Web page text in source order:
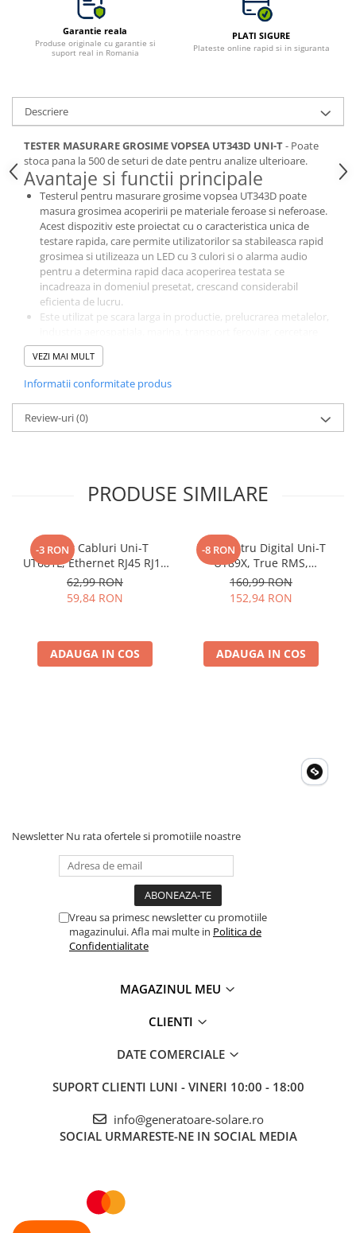
Garantie reala
Produse originale cu garantie si
suport real in Romania
PLATI SIGURE
Plateste online rapid si in siguranta
Descriere
TESTER MASURARE GROSIME VOPSEA UT343D UNI-T- Poate
stoca pana la 500 de seturi de date pentru analize ulterioare.
Avantaje si functii principale
Testerul pentru masurare grosime vopsea UT343D poate
masura grosimea acoperirii pe materiale feroase si neferoase.
Acest dispozitiv este proiectat cu o caracteristica unica de
testare rapida, care permite utilizatorilor sa stabileasca rapid
grosimea si utilizeaza un LED cu 3 culori si o alarma audio
pentru a determina rapid daca acoperirea testata se
incadreaza in domeniul presetat, crescand considerabil
eficienta de lucru.
Este utilizat pe scara larga in productie, prelucrarea metalelor,
stiintifica, supraveghere a calitatii, etc..
Comunicare USB
Modul de testare rapida
Oprire automata
Accesorii standard: cablu microUSB, baterii
Specificatii tehnice
Metoda de masurare: Singular / Continuu
Mod de masurare: Max / Min / Avg
Caracteristici generale
Alimentare: 3V - 2 baterii R03
Culoarea produsului: rosu si gri
Greutatea neta a produsului: 175g
Dimensiune produs (mm): 153.5 x 64.5 x 41
VEZI MAI MULT
Informatii conformitate produs
Review-uri(0)
PRODUSE SIMILARE
-3 RON
Tester Cabluri Uni-T
UT681L, Ethernet RJ45 RJ11
BNC, Continuitate,
Scurtcircuit, Incrucisate
62,99 RON
59,84 RON
ADAUGA IN COS
-8 RON
Multimetru Digital Uni-T
UT89X, True RMS,
Temperatura 1000°C,
Frecventa, NCV, CAT III
160,99 RON
152,94 RON
ADAUGA IN COS
Newsletter Nu rata ofertele si promotiile noastre
Vreau sa primesc newsletter cu promotiile
magazinului. Afla mai multe in Politica de
Confidentialitate
MAGAZINUL MEU
CLIENTI
DATE COMERCIALE
SUPORT CLIENTI LUNI - VINERI 10:00 - 18:00
info@generatoare-solare.ro
SOCIAL URMARESTE-NE IN SOCIAL MEDIA